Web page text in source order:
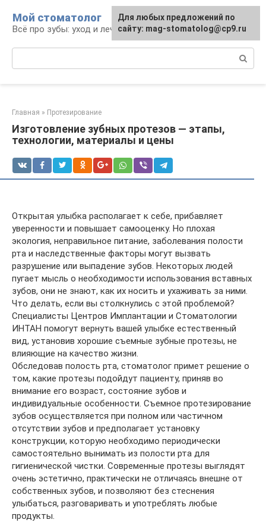
контенту
Мой стоматолог
Всё про зубы: уход и лечение
Главная » Протезирование
Изготовление зубных протезов — этапы,
технологии, материалы и цены
Открытая улыбка располагает к себе, прибавляет
уверенности и повышает самооценку. Но плохая
экология, неправильное питание, заболевания полости
рта и наследственные факторы могут вызвать
разрушение или выпадение зубов. Некоторых людей
пугает мысль о необходимости использования вставных
зубов, они не знают, как их носить и ухаживать за ними.
Что делать, если вы столкнулись с этой проблемой?
Специалисты Центров Имплантации и Стоматологии
ИНТАН помогут вернуть вашей улыбке естественный
вид, установив хорошие съемные зубные протезы, не
влияющие на качество жизни.
Обследовав полость рта, стоматолог примет решение о
том, какие протезы подойдут пациенту, приняв во
внимание его возраст, состояние зубов и
индивидуальные особенности. Съемное протезирование
зубов осуществляется при полном или частичном
отсутствии зубов и предполагает установку
конструкции, которую необходимо периодически
самостоятельно вынимать из полости рта для
гигиенической чистки. Современные протезы выглядят
очень эстетично, практически не отличаясь внешне от
собственных зубов, и позволяют без стеснения
улыбаться, разговаривать и употреблять любые
продукты.
Для любых предложений по
сайту: mag-stomatolog@cp9.ru